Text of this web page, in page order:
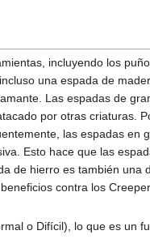
incluyendo los
una espada de
Las espadas de
por otras criaturas.
las espadas en
Esto hace que las
de hierro es también una
contra los
o Difícil), lo que es un